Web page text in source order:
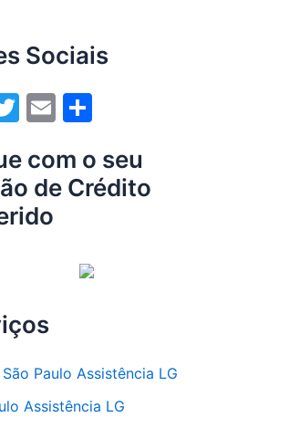
Sociais
T
itt
er
E
ai
l
ar
e
com o seu
de Crédito
Paulo Assistência LG
Assistência LG